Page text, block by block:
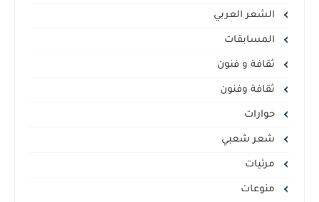
الشعر العربي
المسابقات
ثقافة و فنون
ثقافة وفنون
حوارات
شعر شعبي
مرئيات
منوعات